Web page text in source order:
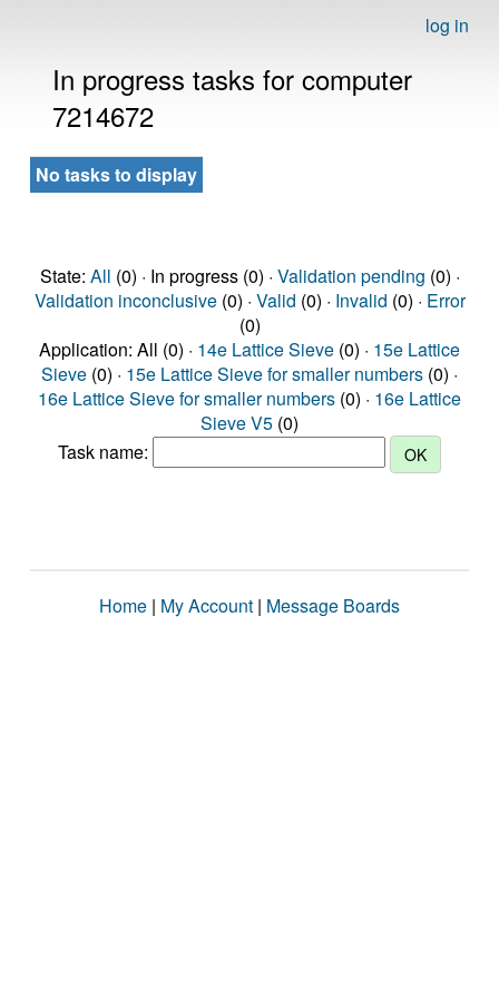
log in
In progress tasks for computer
7214672
No tasks to display
State: All (0) · In progress (0) · Validation pending (0) ·
Validation inconclusive(0) · Valid (0) · Invalid (0) · Error
(0)
Application: All (0) · 14e Lattice Sieve (0) · 15e Lattice
Sieve (0) · 15e Lattice Sieve for smaller numbers (0) ·
16e Lattice Sieve for smaller numbers (0) · 16e Lattice
Sieve V5 (0)
Task name:
Home | My Account | Message Boards